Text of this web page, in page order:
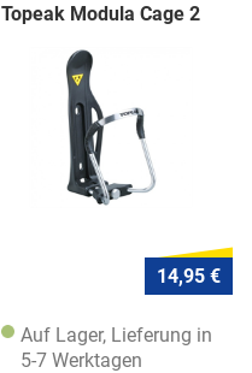
Topeak Modula Cage 2
14,95 €
Auf Lager, Lieferung in
5-7 Werktagen